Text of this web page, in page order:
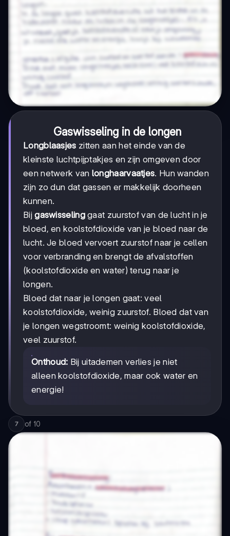
Gaswisseling in de longen
Longblaasjes zitten aan het einde van de
kleinste luchtpijptakjes en zijn omgeven door
een netwerk van longhaarvaatjes. Hun wanden
zijn zo dun dat gassen er makkelijk doorheen
kunnen.
Bijgaswisselinggaat zuurstof van de lucht in je
bloed, en koolstofdioxide van je bloed naar de
lucht. Je bloed vervoert zuurstof naar je cellen
voor verbranding en brengt de afvalstoffen
(koolstofdioxide en water) terug naar je
longen.
Bloed dat naar je longen gaat: veel
koolstofdioxide, weinig zuurstof. Bloed dat van
je longen wegstroomt: weinig koolstofdioxide,
veel zuurstof.
Onthoud: Bij uitademen verlies je niet
alleen koolstofdioxide, maar ook water en
energie!
7 of 10